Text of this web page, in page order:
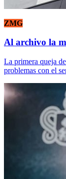
ZMG
Al archivo la
La primera queja
problemas con el